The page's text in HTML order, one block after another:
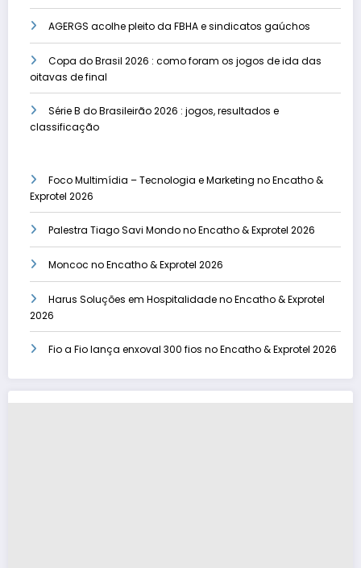
AGERGS acolhe pleito da FBHA e sindicatos gaúchos
Copa do Brasil 2026 : como foram os jogos de ida das
oitavas de final
Série B do Brasileirão 2026 : jogos, resultados e
classificação
Foco Multimídia – Tecnologia e Marketing no Encatho &
Exprotel 2026
Palestra Tiago Savi Mondo no Encatho & Exprotel 2026
Moncoc no Encatho & Exprotel 2026
Harus Soluções em Hospitalidade no Encatho & Exprotel
2026
Fio a Fio lança enxoval 300 fios no Encatho & Exprotel 2026